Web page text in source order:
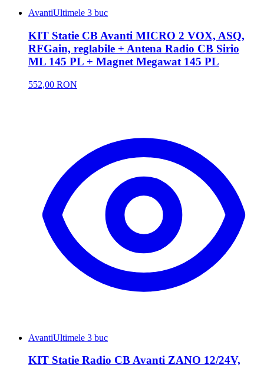
AvantiUltimele 3 buc
KIT Statie CB Avanti MICRO 2 VOX, ASQ,
RFGain, reglabile + Antena Radio CB Sirio
ML 145 PL + Magnet Megawat 145 PL
552,00 RON
AvantiUltimele 3 buc
KIT Statie Radio CB Avanti ZANO 12/24V,